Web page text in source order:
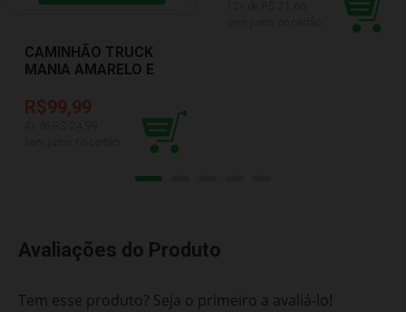
CAMINHÃO TRUCK
MANIA AMARELO E
0873_AMAZ
R$99,99
Avaliações do Produto
Tem esse produto? Seja o primeiro a avaliá-lo!